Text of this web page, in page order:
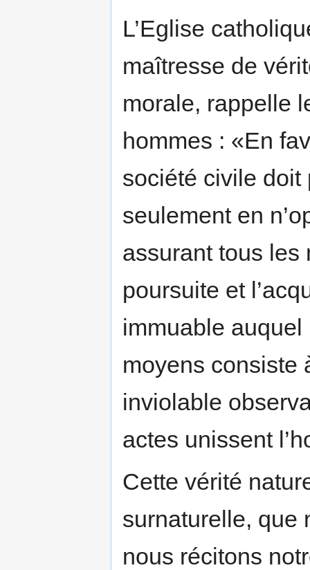
L’Eglise
maîtresse de
morale, rappelle
hommes : «En
société civile doit
seulement en
assurant tous les
poursuite et
immuable
moyens consiste
inviolable
actes unissent
Cette vérité
surnaturelle, que
nous récitons